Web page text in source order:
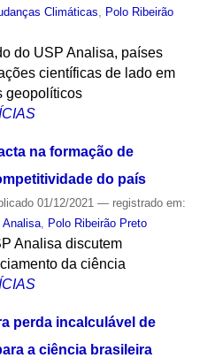
Climáticas, Polo Ribeirão
do USP Analisa, países
científicas de lado em
geopolíticos
na formação de
do país
01/12/2021 — registrado em:
Analisa, Polo Ribeirão Preto
Analisa discutem
da ciência
perda incalculável de
a ciência brasileira